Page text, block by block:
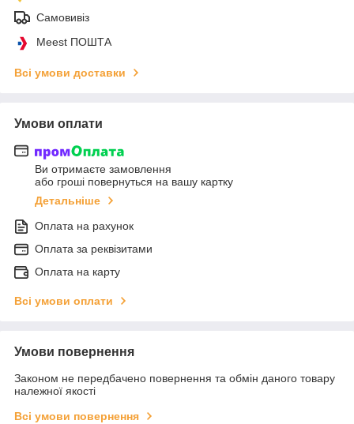
Самовивіз
Meest ПОШТА
Всі умови доставки
Умови оплати
Ви отримаєте замовлення
або гроші повернуться на вашу картку
Детальніше
Оплата на рахунок
Оплата за реквізитами
Оплата на карту
Всі умови оплати
Умови повернення
Законом не передбачено повернення та обмін даного товару
належної якості
Всі умови повернення